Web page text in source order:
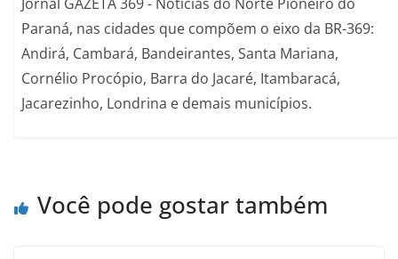
Paraná, nas cidades que compõem o eixo da BR-369:
Andirá, Cambará, Bandeirantes, Santa Mariana,
Cornélio Procópio, Barra do Jacaré, Itambaracá,
Jacarezinho, Londrina e demais municípios.
Você pode gostar também